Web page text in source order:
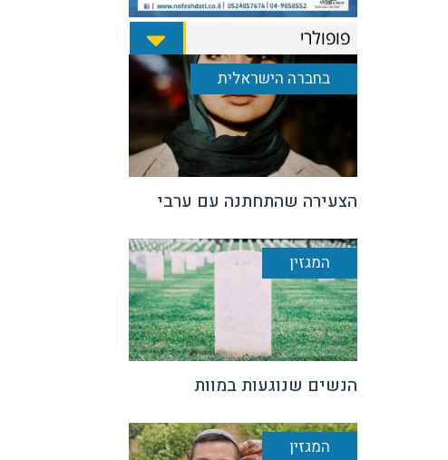
פופולרי
בחברה הישראלית
הצעירה שהתחתנה עם ערבי
המגזין
הנשים שנוגעות במוות
המגזין